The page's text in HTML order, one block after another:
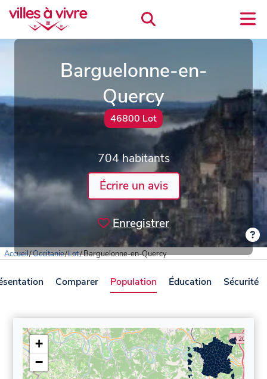
Barguelonne-en-
Quercy
46800 Lot
704 habitants
Écrire un avis
Enregistrer
Accueil/Occitanie/Lot/Barguelonne-en-Quercy
Comparer Population Éducation Sécurité
+
−